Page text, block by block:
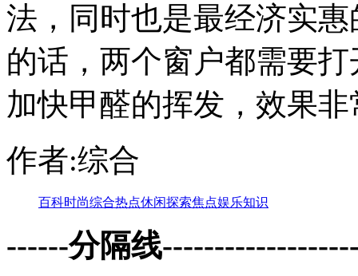
法，同时也是最经济实
的话，两个窗户都需要
加快甲醛的挥发，效果
作者:综合
百科时尚综合热点休闲探索焦点娱乐知识
------分隔线